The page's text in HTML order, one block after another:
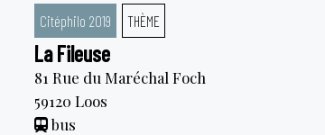
Citéphilo 2019 THÈME
La Fileuse
81 Rue du Maréchal Foch
59120 Loos
bus